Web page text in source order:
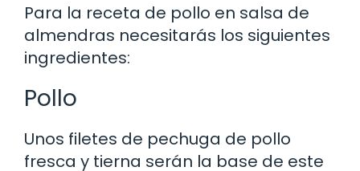
Para la receta de pollo en salsa de
almendras necesitarás los siguientes
ingredientes:
Pollo
Unos filetes de pechuga de pollo
fresca y tierna serán la base de este